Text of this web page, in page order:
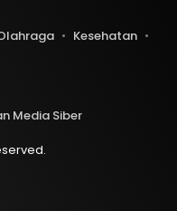
Kesehatan
Media Siber